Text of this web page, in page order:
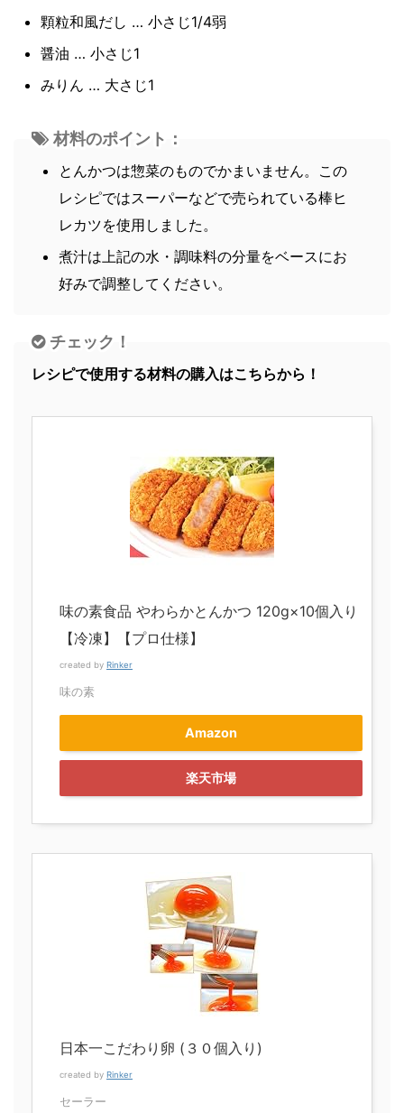
顆粒和風だし … 小さじ1/4弱
醤油 … 小さじ1
みりん … 大さじ1
材料のポイント：
とんかつは惣菜のものでかまいません。この
レシピではスーパーなどで売られている棒ヒ
レカツを使用しました。
煮汁は上記の水・調味料の分量をベースにお
好みで調整してください。
チェック！
レシピで使用する材料の購入はこちらから！
味の素食品 やわらかとんかつ 120g×10個入り
【冷凍】【プロ仕様】
created by Rinker
味の素
Amazon
楽天市場
日本一こだわり卵 (３０個入り)
created by Rinker
セーラー